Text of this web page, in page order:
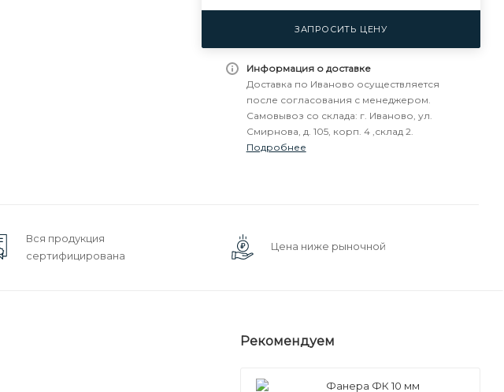
ЗАПРОСИТЬ ЦЕНУ
Информация о доставке
Доставка по Иваново осуществляется
после согласования с менеджером.
Самовывоз со склада: г. Иваново, ул.
Смирнова, д. 105, корп. 4 ,склад 2.
Подробнее
Вся продукция
сертифицирована
Цена ниже рыночной
Рекомендуем
Фанера ФК 10 мм